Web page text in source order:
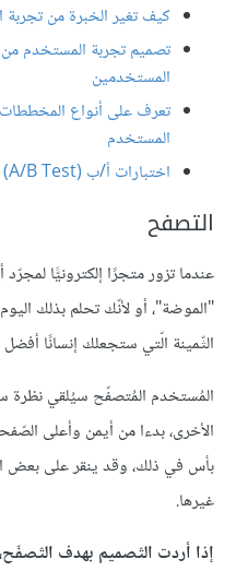
كيف تغير الخبرة من
تصميم تجربة المستخدم
المستخدمين
تعرف على أنواع
المستخدم
اختبارات أ/ب (A/B Test) في مجال تجربة المستخدم
التصفح
عندما تزور متجرًا إلكترونيًّا
"الموضة"، أو لأنّك تحلم بذلك
الثّمينة الّتي ستجعلك إنسانًا
المُستخدم المُتصفّح سيُلقي نظرة
الأخرى، بدءا من أيمن وأعلى
بأس في ذلك، وقد ينقر على بعض
غيرها.
إذا أردت التّصميم بهدف التّصفّح،